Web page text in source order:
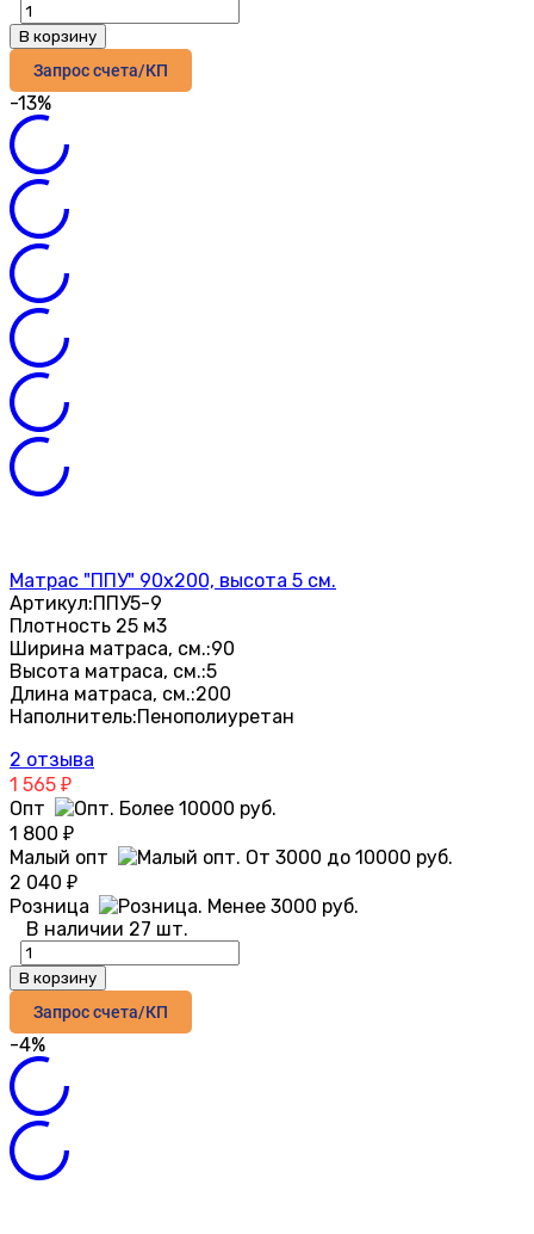
В корзину
Запрос счета/КП
-13%
Матрас "ППУ" 90х200, высота 5 см.
Артикул:ППУ5-9
Плотность 25 м3
Ширина матраса, см.:90
Высота матраса, см.:5
Длина матраса, см.:200
Наполнитель:Пенополиуретан
2 отзыва
1 565 ₽
Опт
1 800 ₽
Малый опт
2 040 ₽
Розница
В наличии 27 шт.
В корзину
Запрос счета/КП
-4%